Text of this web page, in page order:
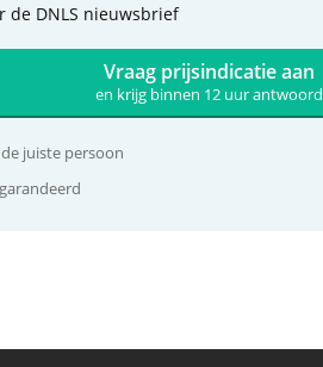
de DNLS nieuwsbrief
Vraag prijsindicatie aan
en krijg binnen 12 uur antwoord
juiste persoon